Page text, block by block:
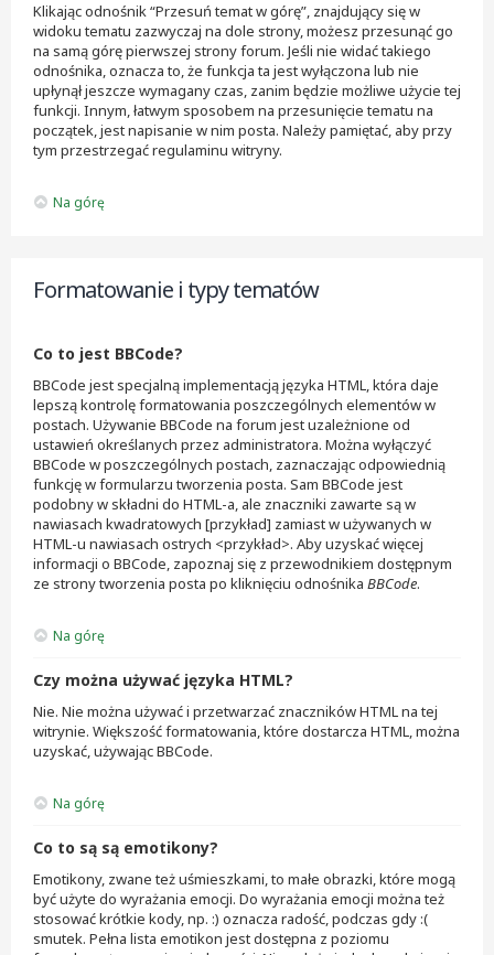
Klikając odnośnik “Przesuń temat w górę”, znajdujący się w
widoku tematu zazwyczaj na dole strony, możesz przesunąć go
na samą górę pierwszej strony forum. Jeśli nie widać takiego
odnośnika, oznacza to, że funkcja ta jest wyłączona lub nie
upłynął jeszcze wymagany czas, zanim będzie możliwe użycie tej
funkcji. Innym, łatwym sposobem na przesunięcie tematu na
początek, jest napisanie w nim posta. Należy pamiętać, aby przy
tym przestrzegać regulaminu witryny.
Na górę
Formatowanie i typy tematów
Co to jest BBCode?
BBCode jest specjalną implementacją języka HTML, która daje
lepszą kontrolę formatowania poszczególnych elementów w
postach. Używanie BBCode na forum jest uzależnione od
ustawień określanych przez administratora. Można wyłączyć
BBCode w poszczególnych postach, zaznaczając odpowiednią
funkcję w formularzu tworzenia posta. Sam BBCode jest
podobny w składni do HTML-a, ale znaczniki zawarte są w
nawiasach kwadratowych [przykład] zamiast w używanych w
HTML-u nawiasach ostrych <przykład>. Aby uzyskać więcej
informacji o BBCode, zapoznaj się z przewodnikiem dostępnym
ze strony tworzenia posta po kliknięciu odnośnika BBCode.
Na górę
Czy można używać języka HTML?
Nie. Nie można używać i przetwarzać znaczników HTML na tej
witrynie. Większość formatowania, które dostarcza HTML, można
uzyskać, używając BBCode.
Na górę
Co to są są emotikony?
Emotikony, zwane też uśmieszkami, to małe obrazki, które mogą
być użyte do wyrażania emocji. Do wyrażania emocji można też
stosować krótkie kody, np. :) oznacza radość, podczas gdy :(
smutek. Pełna lista emotikon jest dostępna z poziomu